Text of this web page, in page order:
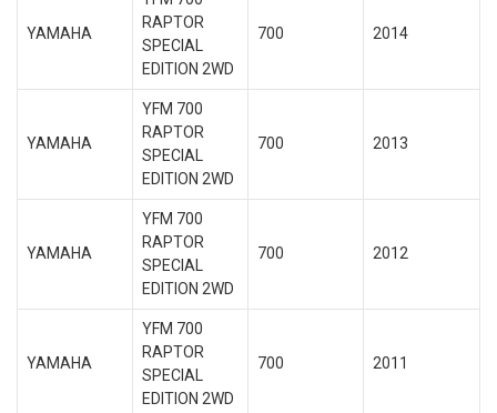
YAMAHA
RAPTOR
SPECIAL
EDITION 2WD
700 2014
YAMAHA
YFM 700
RAPTOR
SPECIAL
EDITION 2WD
700 2013
YAMAHA
YFM 700
RAPTOR
SPECIAL
EDITION 2WD
700 2012
YAMAHA
YFM 700
RAPTOR
SPECIAL
EDITION 2WD
700 2011